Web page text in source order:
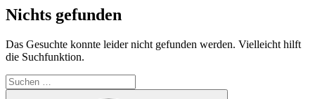
Nichts gefunden
Das Gesuchte konnte leider nicht gefunden werden. Vielleicht hilft
die Suchfunktion.
Suchen
nach: